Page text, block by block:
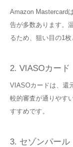
Amazon Mastercard
告が多数あります。
るため、狙い目の1枚
2. VIASOカード
VIASOカードは、還
較的審査が通りやす
すすめです。
3. セゾンパール